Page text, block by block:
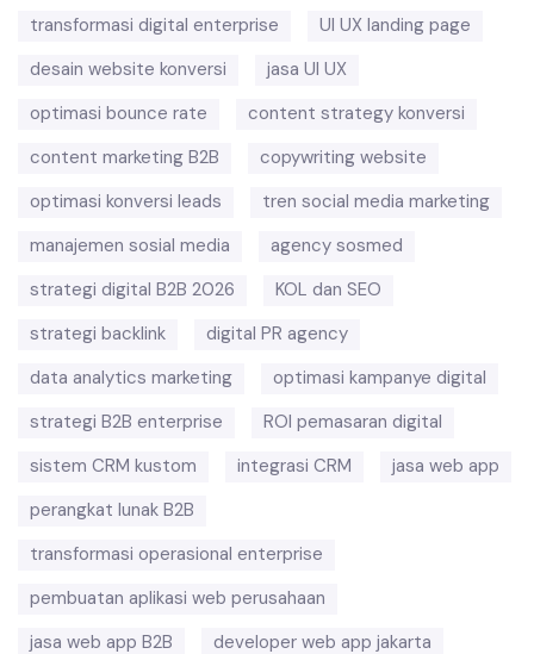
transformasi digital enterprise
UI UX landing page
desain website konversi
jasa UI UX
optimasi bounce rate
content strategy konversi
content marketing B2B
copywriting website
optimasi konversi leads
tren social media marketing
manajemen sosial media
agency sosmed
strategi digital B2B 2026
KOL dan SEO
strategi backlink
digital PR agency
data analytics marketing
optimasi kampanye digital
strategi B2B enterprise
ROI pemasaran digital
sistem CRM kustom
integrasi CRM
jasa web app
perangkat lunak B2B
transformasi operasional enterprise
pembuatan aplikasi web perusahaan
jasa web app B2B
developer web app jakarta